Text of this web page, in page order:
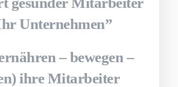
Unternehmen”
– bewegen –
ihre Mitarbeiter